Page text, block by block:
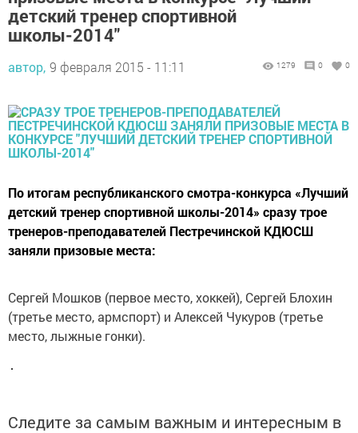
детский тренер спортивной
школы-2014"
автор, 9 февраля 2015 - 11:11 1279 0 0
По итогам республиканского смотра-конкурса «Лучший
детский тренер спортивной школы-2014» сразу трое
тренеров-преподавателей Пестречинской КДЮСШ
заняли призовые места:
Сергей Мошков (первое место, хоккей), Сергей Блохин
(третье место, армспорт) и Алексей Чукуров (третье
место, лыжные гонки).
Следите за самым важным и интересным в